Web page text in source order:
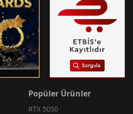
Popüler Ürünler
RTX 5050